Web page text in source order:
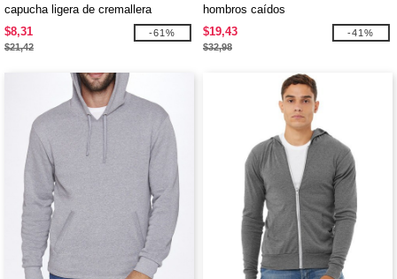
capucha ligera de cremallera
completa triblend unisex
$8,31
$21,42
-61%
hombros caídos
$19,43
$32,98
-41%